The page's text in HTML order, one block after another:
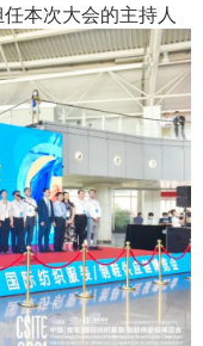
本次大会的主持人